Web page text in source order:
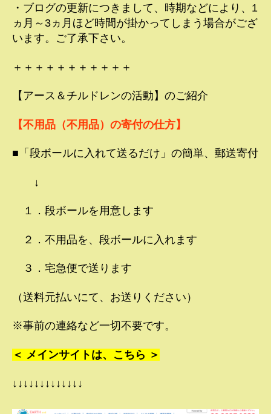
・ブログの更新につきまして、時期などにより、1
ヵ月～3ヵ月ほど時間が掛かってしまう場合がござ
います。ご了承下さい。
＋＋＋＋＋＋＋＋＋＋＋
【アース＆チルドレンの活動】のご紹介
【不用品（不用品）の寄付の仕方】
■「段ボールに入れて送るだけ」の簡単、郵送寄付
↓
１．段ボールを用意します
２．不用品を、段ボールに入れます
３．宅急便で送ります
（送料元払いにて、お送りください）
※事前の連絡など一切不要です。
＜ メインサイトは、こちら ＞
↓↓↓↓↓↓↓↓↓↓↓↓↓